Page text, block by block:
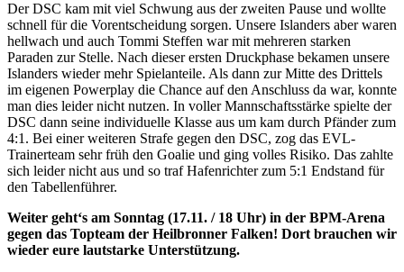
Der DSC kam mit viel Schwung aus der zweiten Pause und wollte
schnell für die Vorentscheidung sorgen. Unsere Islanders aber waren
hellwach und auch Tommi Steffen war mit mehreren starken
Paraden zur Stelle. Nach dieser ersten Druckphase bekamen unsere
Islanders wieder mehr Spielanteile. Als dann zur Mitte des Drittels
im eigenen Powerplay die Chance auf den Anschluss da war, konnte
man dies leider nicht nutzen. In voller Mannschaftsstärke spielte der
DSC dann seine individuelle Klasse aus um kam durch Pfänder zum
4:1. Bei einer weiteren Strafe gegen den DSC, zog das EVL-
Trainerteam sehr früh den Goalie und ging volles Risiko. Das zahlte
sich leider nicht aus und so traf Hafenrichter zum 5:1 Endstand für
den Tabellenführer.
Weiter geht‘s am Sonntag (17.11. / 18 Uhr) in der BPM-Arena
gegen das Topteam der Heilbronner Falken! Dort brauchen wir
wieder eure lautstarke Unterstützung.